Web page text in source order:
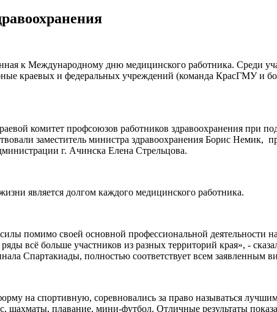
к Международному дню медицинского работника. Среди
краевых и федеральных учреждений (команда КрасГМУ и
комитет профсоюзов работников здравоохранения при
заместитель министра здравоохранения Борис Немик,
г. Ачинска Елена Стрельцова.
является долгом каждого медицинского работника.
помимо своей основной профессиональной деятельности
всё больше участников из разных территорий края», -
Спартакиады, полностью соответствует всем заявленным
на спортивную, соревновались за право называться
шахматы, плавание, мини-футбол. Отличные результаты